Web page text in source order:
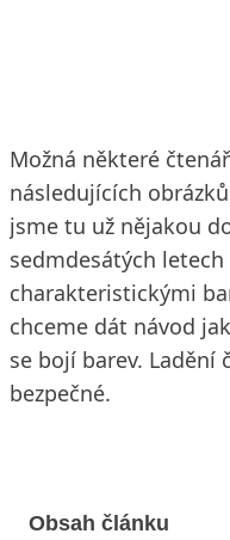
Možná některé
následujících
jsme tu už nějakou
sedmdesátých
charakteristickými
chceme dát návod
se bojí barev. Ladění
bezpečné.
Obsah článku